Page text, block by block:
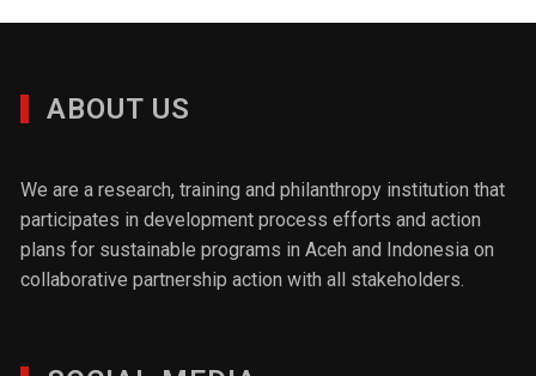
ABOUT US
We are a research, training and philanthropy institution that
participates in development process efforts and action
plans for sustainable programs in Aceh and Indonesia on
collaborative partnership action with all stakeholders.